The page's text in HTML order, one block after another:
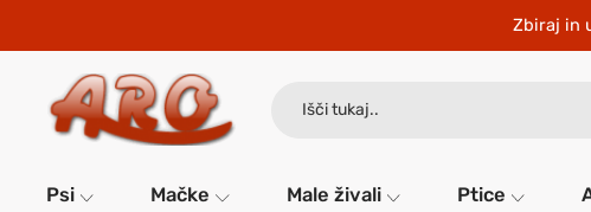
Zbiraj in
Psi Mačke Male živali Ptice